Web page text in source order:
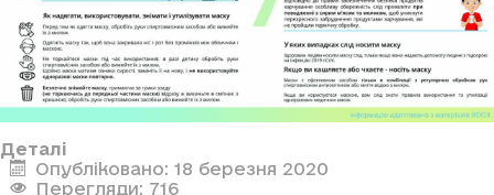
Деталі
Опубліковано: 18 березня 2020
Перегляди: 716